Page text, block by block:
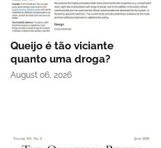
Queijo é tão viciante
quanto uma droga?
August 06, 2026